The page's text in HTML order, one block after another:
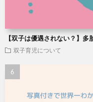
【双子は優遇されない？】
双子育児について